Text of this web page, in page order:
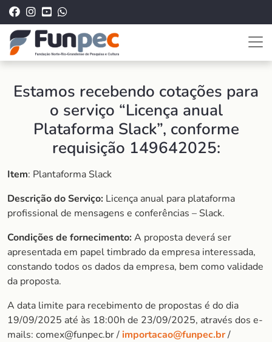
Estamos recebendo cotações para
o serviço “Licença anual
Plataforma Slack”, conforme
requisição 149642025:
Item: Plantaforma Slack
Descrição do Serviço: Licença anual para plataforma
profissional de mensagens e conferências – Slack.
Condições de fornecimento:A proposta deverá ser
apresentada em papel timbrado da empresa interessada,
constando todos os dados da empresa, bem como validade
da proposta.
A data limite para recebimento de propostas é do dia
19/09/2025 até às 18:00h de 23/09/2025, através dos e-
mails: comex@funpec.br /importacao@funpec.br/